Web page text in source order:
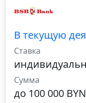
В текущую
Ставка
Сумма
до 100 000 BYN